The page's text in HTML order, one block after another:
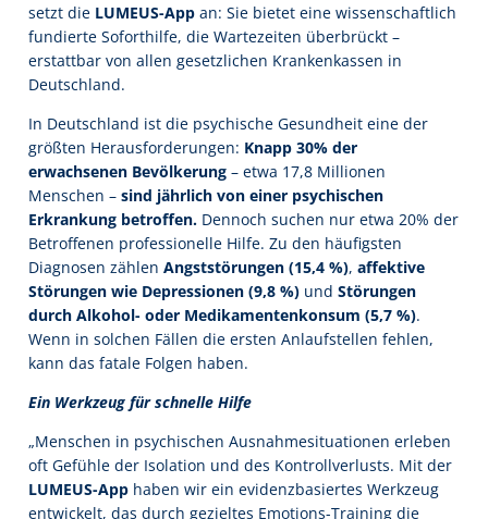
setzt die LUMEUS-App an: Sie bietet eine wissenschaftlich
fundierte Soforthilfe, die Wartezeiten überbrückt –
erstattbar von allen gesetzlichen Krankenkassen in
Deutschland.
In Deutschland ist die psychische Gesundheit eine der
größten Herausforderungen: Knapp 30% der
erwachsenen Bevölkerung – etwa 17,8 Millionen
Menschen – sind jährlich von einer psychischen
Erkrankung betroffen. Dennoch suchen nur etwa 20% der
Betroffenen professionelle Hilfe. Zu den häufigsten
Diagnosen zählen Angststörungen (15,4 %), affektive
Störungen wie Depressionen (9,8 %) und Störungen
durch Alkohol- oder Medikamentenkonsum (5,7 %).
Wenn in solchen Fällen die ersten Anlaufstellen fehlen,
kann das fatale Folgen haben.
Ein Werkzeug für schnelle Hilfe
„Menschen in psychischen Ausnahmesituationen erleben
oft Gefühle der Isolation und des Kontrollverlusts. Mit der
LUMEUS-App haben wir ein evidenzbasiertes Werkzeug
entwickelt, das durch gezieltes Emotions-Training die